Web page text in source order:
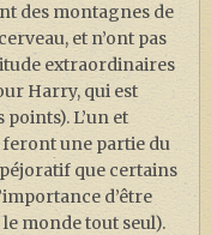
des montagnes de
et n’ont pas
extraordinaires
Harry, qui est
L’un et
feront une partie du
que certains
d’être
monde tout seul).